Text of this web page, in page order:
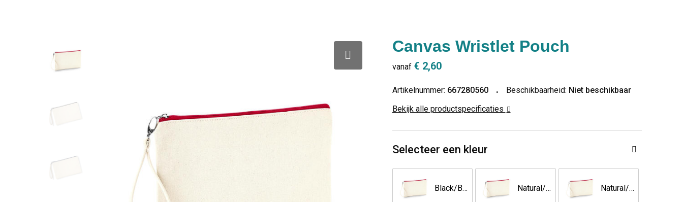
Canvas Wristlet Pouch
vanaf € 2,60
Artikelnummer: 667280560 Beschikbaarheid: Niet beschikbaar
Bekijk alle productspecificaties
Selecteer een kleur
Black/Black Natural/Black Natural/Light Grey